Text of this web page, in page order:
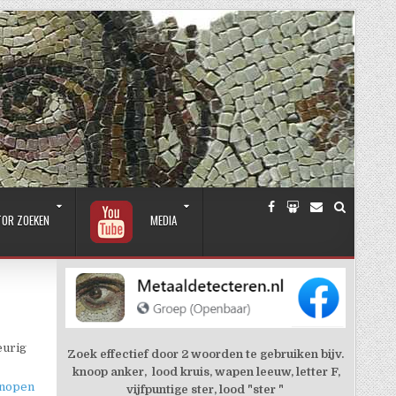
ZOEKEN MEDIA
Zoek effectief door 2 woorden te gebruiken bijv.
knoop anker, lood kruis, wapen leeuw, letter F,
vijfpuntige ster, lood "ster "